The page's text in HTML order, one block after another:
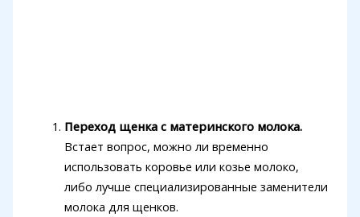
Переход щенка с материнского молока.
Встает вопрос, можно ли временно
использовать коровье или козье молоко,
либо лучше специализированные заменители
молока для щенков.